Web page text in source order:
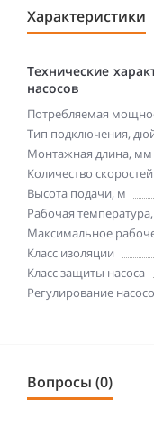
Характеристики
Технические
насосов
Потребляемая
Тип подключения,
Монтажная длина, мм
Количество скоростей
Высота подачи, м
Рабочая
Максимальное
Класс изоляции
Класс защиты насоса
Регулирование
Вопросы (0)